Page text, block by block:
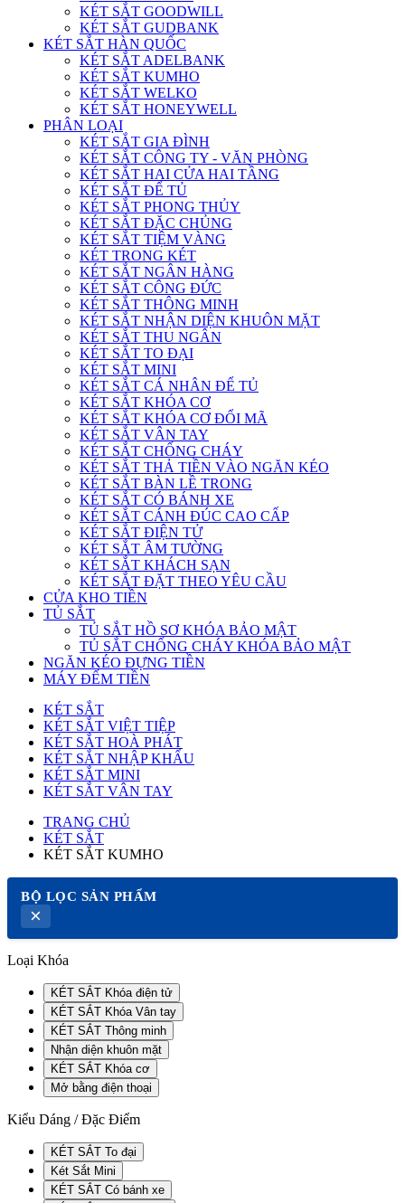
KÉT SẮT GOODWILL
KÉT SẮT GUDBANK
KÉT SẮT HÀN QUỐC
KÉT SẮT ADELBANK
KÉT SẮT KUMHO
KÉT SẮT WELKO
KÉT SẮT HONEYWELL
PHÂN LOẠI
KÉT SẮT GIA ĐÌNH
KÉT SẮT CÔNG TY - VĂN PHÒNG
KÉT SẮT HAI CỬA HAI TẦNG
KÉT SẮT ĐỂ TỦ
KÉT SẮT PHONG THỦY
KÉT SẮT ĐẶC CHỦNG
KÉT SẮT TIỆM VÀNG
KÉT TRONG KÉT
KÉT SẮT NGÂN HÀNG
KÉT SẮT CÔNG ĐỨC
KÉT SẮT THÔNG MINH
KÉT SẮT NHẬN DIỆN KHUÔN MẶT
KÉT SẮT THU NGÂN
KÉT SẮT TO ĐẠI
KÉT SẮT MINI
KÉT SẮT CÁ NHÂN ĐỂ TỦ
KÉT SẮT KHÓA CƠ
KÉT SẮT KHÓA CƠ ĐỔI MÃ
KÉT SẮT VÂN TAY
KÉT SẮT CHỐNG CHÁY
KÉT SẮT THẢ TIỀN VÀO NGĂN KÉO
KÉT SẮT BÀN LỀ TRONG
KÉT SẮT CÓ BÁNH XE
KÉT SẮT CÁNH ĐÚC CAO CẤP
KÉT SẮT ĐIỆN TỬ
KÉT SẮT ÂM TƯỜNG
KÉT SẮT KHÁCH SẠN
KÉT SẮT ĐẶT THEO YÊU CẦU
CỬA KHO TIỀN
TỦ SẮT
TỦ SẮT HỒ SƠ KHÓA BẢO MẬT
TỦ SẮT CHỐNG CHÁY KHÓA BẢO MẬT
NGĂN KÉO ĐỰNG TIỀN
MÁY ĐẾM TIỀN
KÉT SẮT
KÉT SẮT VIỆT TIỆP
KÉT SẮT HOÀ PHÁT
KÉT SẮT NHẬP KHẨU
KÉT SẮT MINI
KÉT SẮT VÂN TAY
TRANG CHỦ
KÉT SẮT
KÉT SẮT KUMHO
BỘ LỌC SẢN PHẨM
×
Loại Khóa
KÉT SẮT Khóa điện tử
KÉT SẮT Khóa Vân tay
KÉT SẮT Thông minh
Nhận diện khuôn mặt
KÉT SẮT Khóa cơ
Mở bằng điện thoại
Kiểu Dáng / Đặc Điểm
KÉT SẮT To đại
Két Sắt Mini
KÉT SẮT Có bánh xe